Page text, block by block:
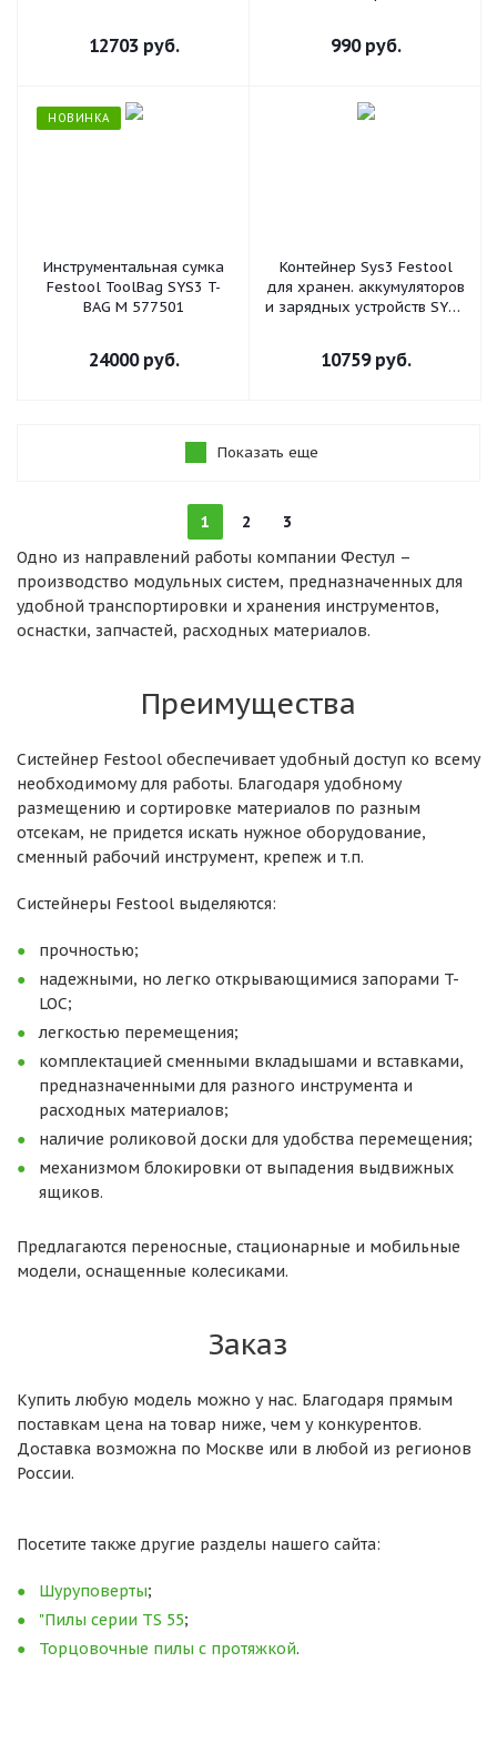
12703руб. 990руб.
НОВИНКА
Инструментальная сумка
Festool ToolBag SYS3 T-
BAG M 577501
24000руб.
Контейнер Sys3 Festool
для хранен. аккумуляторов
и зарядных устройств SYS3
10759руб.
Показать еще
1 2
3
Одно из направлений работы компании Фестул –
производство модульных систем, предназначенных для
удобной транспортировки и хранения инструментов,
оснастки, запчастей, расходных материалов.
Преимущества
Систейнер Festool обеспечивает удобный доступ ко всему
необходимому для работы. Благодаря удобному
размещению и сортировке материалов по разным
отсекам, не придется искать нужное оборудование,
сменный рабочий инструмент, крепеж и т.п.
Систейнеры Festool выделяются:
прочностью;
надежными, но легко открывающимися запорами T-
LOC;
легкостью перемещения;
комплектацией сменными вкладышами и вставками,
предназначенными для разного инструмента и
расходных материалов;
наличие роликовой доски для удобства перемещения;
механизмом блокировки от выпадения выдвижных
ящиков.
Предлагаются переносные, стационарные и мобильные
модели, оснащенные колесиками.
Заказ
Купить любую модель можно у нас. Благодаря прямым
поставкам цена на товар ниже, чем у конкурентов.
Доставка возможна по Москве или в любой из регионов
России.
Посетите также другие разделы нашего сайта:
Шуруповерты;
"Пилы серии TS 55;
Торцовочные пилы с протяжкой.